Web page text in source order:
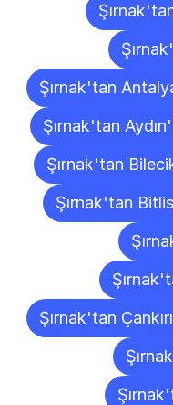
Şırnak'tan
Şırnak'tan
Şırnak'tan
Şırnak'tan
Şırnak'tan